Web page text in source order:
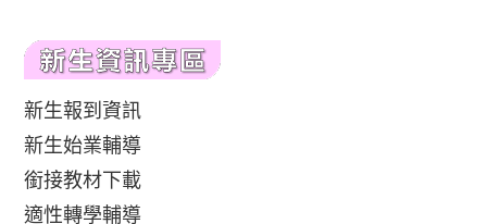
新生報到資訊
新生始業輔導
銜接教材下載
適性轉學輔導